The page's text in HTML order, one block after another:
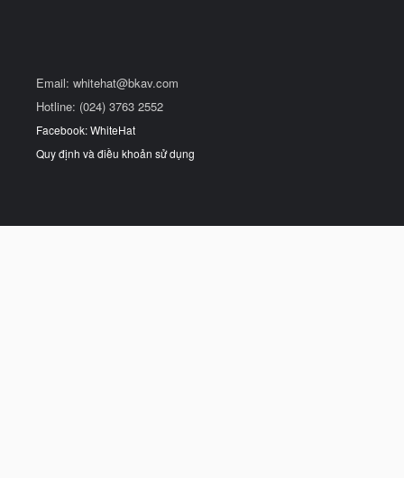
Email: whitehat@bkav.com
Hotline: (024) 3763 2552
Facebook: WhiteHat
Quy định và điều khoản sử dụng